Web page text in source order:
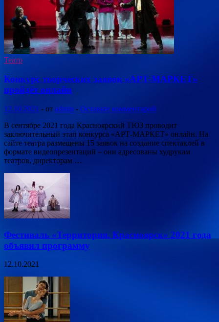
Театр
Конкурс творческих заявок «АРТ-МАРКЕТ»
пройдёт онлайн
12.10.2021 - от admin - Оставьте комментарий
В сентябре 2021 года Красноярский ТЮЗ проводит
заключительный этап конкурса «АРТ-МАРКЕТ» онлайн. На
сайте театра размещены 15 заявок на создание спектаклей в
формате видеопрезентаций – они адресованы худрукам
театров, директорам …
Фестиваль «Территория. Красноярск» 2021 года
объявил программу
12.10.2021